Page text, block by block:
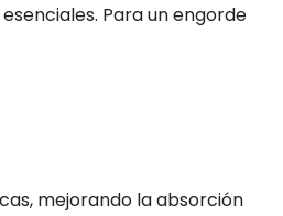
Para un engorde
mejorando la absorción